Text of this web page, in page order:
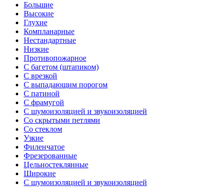
Большие
Высокие
Глухие
Компланарные
Нестандартные
Низкие
Противопожарное
С багетом (штапиком)
С врезкой
С выпадающим порогом
С патиной
С фрамугой
С шумоизоляцией и звукоизоляцией
Со скрытыми петлями
Со стеклом
Узкие
Филенчатое
Фрезерованные
Цельностеклянные
Широкие
С шумоизоляцией и звукоизоляцией